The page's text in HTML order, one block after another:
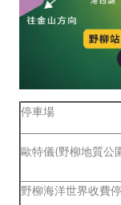
停車場
歐特儀(野柳地質公
野柳海洋世界收費